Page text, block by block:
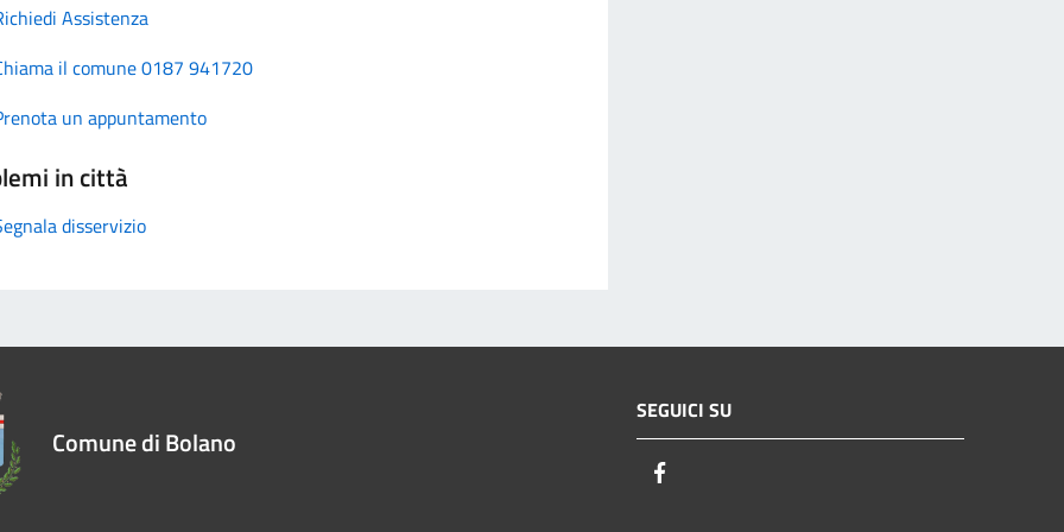
Assistenza
il comune 0187 941720
un appuntamento
in città
disservizio
Comune di Bolano
SEGUICI SU